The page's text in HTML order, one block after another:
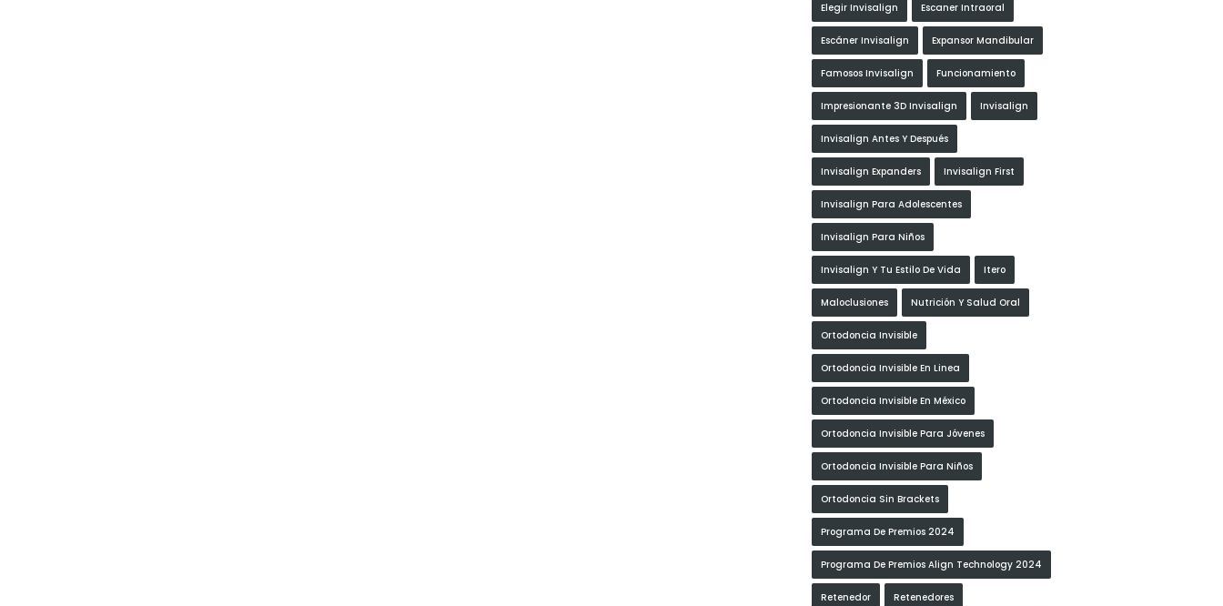
Elegir Invisalign Escaner Intraoral
Escáner Invisalign Expansor Mandibular
Famosos Invisalign Funcionamiento
Impresionante 3D Invisalign Invisalign
Invisalign Antes Y Después
Invisalign Expanders Invisalign First
Invisalign Para Adolescentes
Invisalign Para Niños
Invisalign Y Tu Estilo De Vida Itero
Maloclusiones Nutrición Y Salud Oral
Ortodoncia Invisible
Ortodoncia Invisible En Linea
Ortodoncia Invisible En México
Ortodoncia Invisible Para Jóvenes
Ortodoncia Invisible Para Niños
Ortodoncia Sin Brackets
Programa De Premios 2024
Programa De Premios Align Technology 2024
Retenedor Retenedores